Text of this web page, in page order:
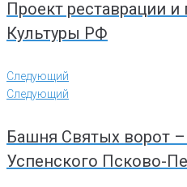
Проект реставрации
Культуры РФ
Следующий
Следующий
Башня Святых ворот –
Успенского Псково-